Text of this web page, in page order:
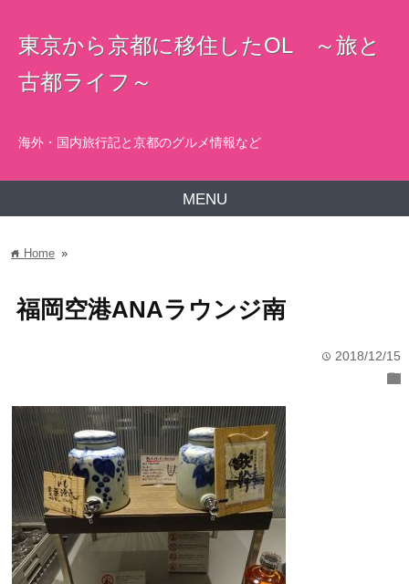
東京から京都に移住したOL ～旅と
古都ライフ～
海外・国内旅行記と京都のグルメ情報など
MENU
home Home »
福岡空港ANAラウンジ南
time 2018/12/15
folder